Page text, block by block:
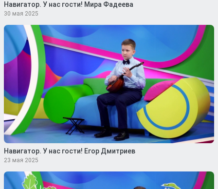
Навигатор. У нас гости! Мира Фадеева
30 мая 2025
Навигатор. У нас гости! Егор Дмитриев
23 мая 2025